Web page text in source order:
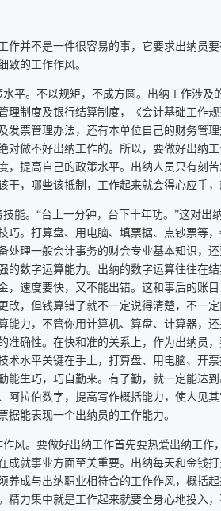
并不是一件很容易的事，它要求出纳员要
致的工作作风。
。不以规矩，不成方圆。出纳工作涉及
理制度及银行结算制度，《会计基础工作
发票管理办法，还有本单位自己的财务管
对做不好出纳工作的。所以，要做好出纳
，提高自己的政策水平。出纳人员只有刻
干，哪些该抵制，工作起来就会得心应手
。“台上一分钟，台下十年功。”这对出
巧。打算盘、用电脑、填票据、点钞票等
处理一般会计事务的财会专业基本知识，
的数字运算能力。出纳的数字运算往往在
，速度要快，又不能出错。这和事后的账
改，但钱算错了就不一定说得清楚，不一
能力，不管你用计算机、算盘、计算器，
准确性。在快和准的关系上，作为出纳员
术水平关键在手上，打算盘、用电脑、开
能生巧，巧自勤来。有了勤，就一定能达
阿拉伯数字，提高写作概括能力，使人见
据能表现一个出纳员的工作能力。
。要做好出纳工作首先要热爱出纳工作
成就事业方面至关重要。出纳每天和金钱
养成与出纳职业相符合的工作作风，概括
精力集中就是工作起来就要全身心地投入